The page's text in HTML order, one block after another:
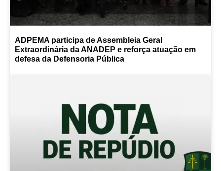
ADPEMA participa de Assembleia Geral
Extraordinária da ANADEP e reforça atuação em
defesa da Defensoria Pública